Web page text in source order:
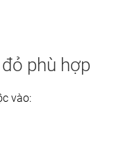
phù hợp
vào: